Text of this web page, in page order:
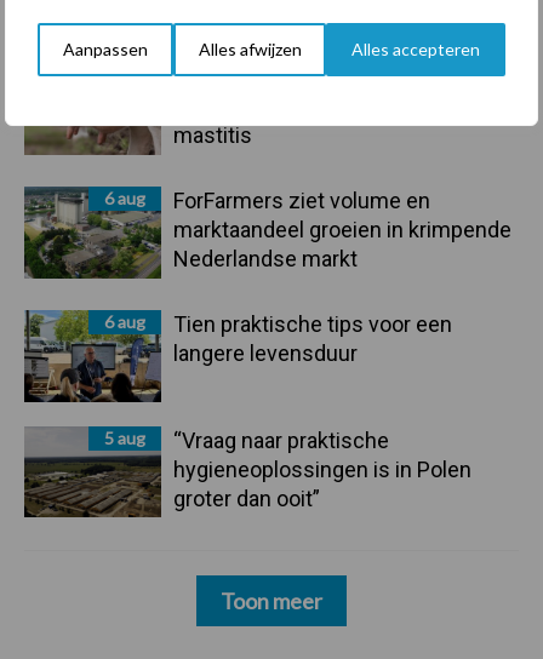
Aanpassen Alles afwijzen Alles accepteren
7 aug
De speenhuid: een vaak
mastitis
6 aug
ForFarmers ziet volume en
marktaandeel groeien in krimpende
Nederlandse markt
6 aug
Tien praktische tips voor een
langere levensduur
5 aug
“Vraag naar praktische
hygieneoplossingen is in Polen
groter dan ooit”
Toon meer